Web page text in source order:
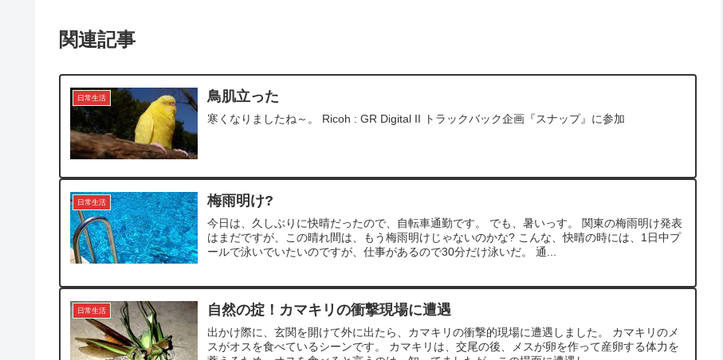
関連記事
日常生活 鳥肌立った
寒くなりましたね～。 Ricoh : GR Digital II トラックバック企画『スナップ』に参加
日常生活 梅雨明け?
今日は、久しぶりに快晴だったので、自転車通勤です。 でも、暑いっす。 関東の梅雨明け発表
はまだですが、この晴れ間は、もう梅雨明けじゃないのかな? こんな、快晴の時には、1日中プ
ールで泳いでいたいのですが、仕事があるので30分だけ泳いだ。 通...
日常生活 自然の掟！カマキリの衝撃現場に遭遇
出かけ際に、玄関を開けて外に出たら、カマキリの衝撃的現場に遭遇しました。 カマキリのメ
スがオスを食べているシーンです。 カマキリは、交尾の後、メスが卵を作って産卵する体力を